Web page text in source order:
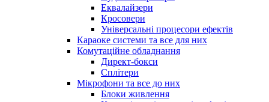
Еквалайзери
Кросовери
Універсальні процесори ефектів
Караоке системи та все для них
Комутаційне обладнання
Директ-бокси
Сплітери
Мікрофони та все до них
Блоки живлення